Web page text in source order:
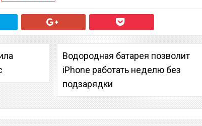
Водородная батарея позволит
iPhone работать неделю без
подзарядки